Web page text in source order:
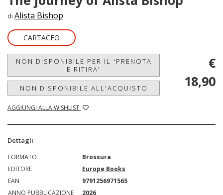
di Alista Bishop
CARTACEO
NON DISPONIBILE PER IL 'PRENOTA
E RITIRA'
NON DISPONIBILE ALL'ACQUISTO
AGGIUNGI ALLA WISHLIST
€
18,90
Dettagli
FORMATO
Brossura
EDITORE
Europe Books
EAN
9791256971565
ANNO PUBBLICAZIONE
2026